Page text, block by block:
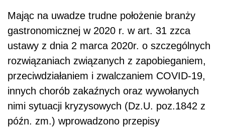
Mając na uwadze trudne położenie branży
gastronomicznej w 2020 r. w art. 31 zzca
ustawy z dnia 2 marca 2020r. o szczególnych
rozwiązaniach związanych z zapobieganiem,
przeciwdziałaniem i zwalczaniem COVID-19,
innych chorób zakaźnych oraz wywołanych
nimi sytuacji kryzysowych (Dz.U. poz.1842 z
późn. zm.) wprowadzono przepisy